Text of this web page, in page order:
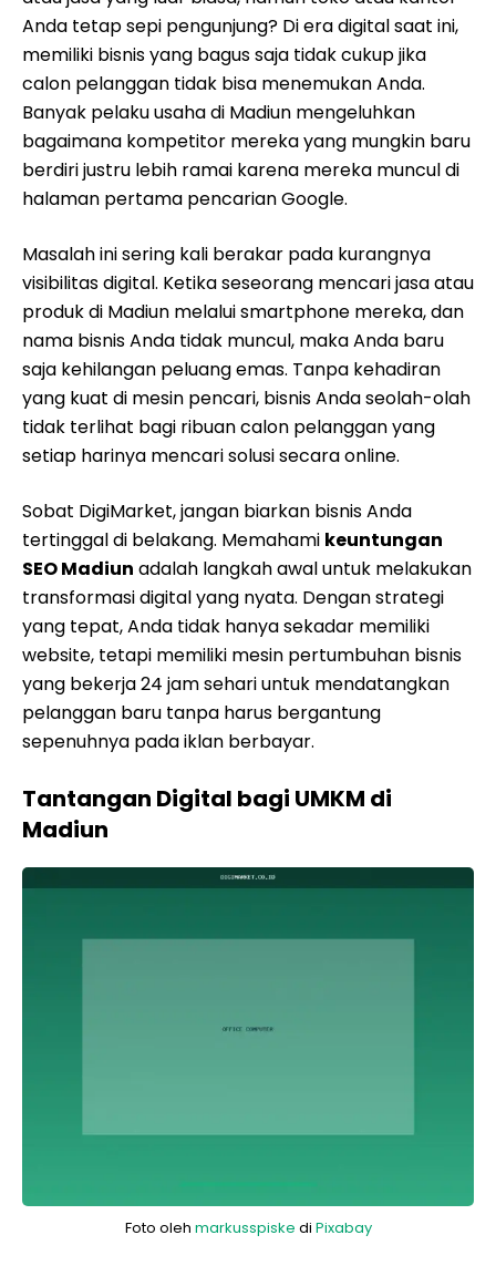
Anda tetap sepi pengunjung? Di era digital saat ini,
memiliki bisnis yang bagus saja tidak cukup jika
calon pelanggan tidak bisa menemukan Anda.
Banyak pelaku usaha di Madiun mengeluhkan
bagaimana kompetitor mereka yang mungkin baru
berdiri justru lebih ramai karena mereka muncul di
halaman pertama pencarian Google.
Masalah ini sering kali berakar pada kurangnya
visibilitas digital. Ketika seseorang mencari jasa atau
produk di Madiun melalui smartphone mereka, dan
nama bisnis Anda tidak muncul, maka Anda baru
saja kehilangan peluang emas. Tanpa kehadiran
yang kuat di mesin pencari, bisnis Anda seolah-olah
tidak terlihat bagi ribuan calon pelanggan yang
setiap harinya mencari solusi secara online.
Sobat DigiMarket, jangan biarkan bisnis Anda
tertinggal di belakang. Memahami keuntungan
SEO Madiun adalah langkah awal untuk melakukan
transformasi digital yang nyata. Dengan strategi
yang tepat, Anda tidak hanya sekadar memiliki
website, tetapi memiliki mesin pertumbuhan bisnis
yang bekerja 24 jam sehari untuk mendatangkan
pelanggan baru tanpa harus bergantung
sepenuhnya pada iklan berbayar.
Tantangan Digital bagi UMKM di
Madiun
Foto oleh markusspiske di Pixabay